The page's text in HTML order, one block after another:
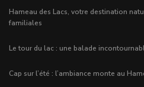
Hameau des Lacs, votre destination
familiales
Le tour du lac : une balade
Cap sur l’été : l’ambiance monte au